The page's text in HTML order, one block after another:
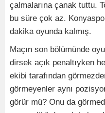
çalmalarına çanak tuttu.
bu süre çok az.
dakika oyunda kalmış.
Maçın son bölümünde
dirsek açık penaltıyken
ekibi tarafından
görmeyenler aynı
görür mü? Onu da